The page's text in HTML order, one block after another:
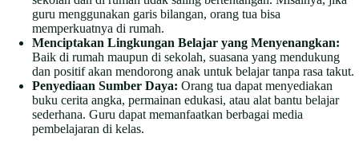
guru menggunakan garis bilangan, orang tua bisa
memperkuatnya di rumah.
Menciptakan Lingkungan Belajar yang Menyenangkan:
Baik di rumah maupun di sekolah, suasana yang mendukung
dan positif akan mendorong anak untuk belajar tanpa rasa takut.
Penyediaan Sumber Daya: Orang tua dapat menyediakan
buku cerita angka, permainan edukasi, atau alat bantu belajar
sederhana. Guru dapat memanfaatkan berbagai media
pembelajaran di kelas.